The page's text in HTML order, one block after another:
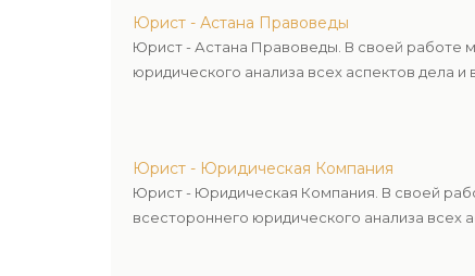
Юрист - Астана Правоведы
Юрист - Астана Правоведы. В своей работе
юридического анализа всех аспектов дела
Юрист - Юридическая Компания
Юрист - Юридическая Компания. В своей
всестороннего юридического анализа всех